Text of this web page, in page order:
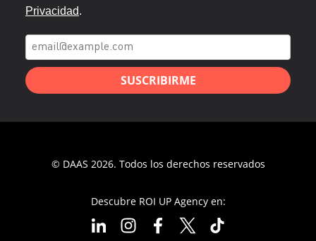
Privacidad.
SUSCRIBIRME
© DAAS 2026. Todos los derechos reservados
Descubre ROI UP Agency en: